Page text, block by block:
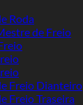
Roda
de Freio
Freio Dianteiro
Freio Traseira